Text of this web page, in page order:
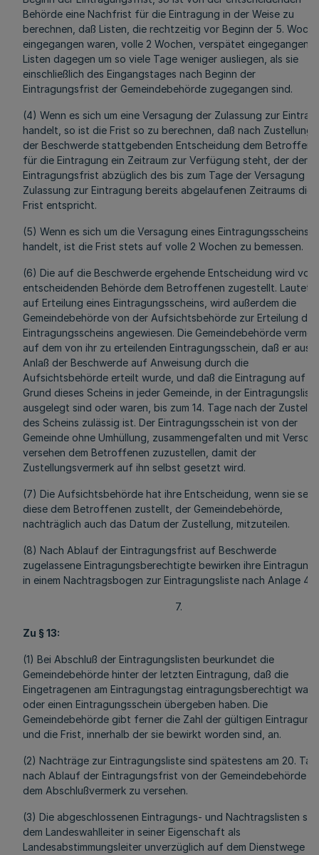
Behörde eine Nachfrist für die Eintragung in der Weise zu
berechnen, daß Listen, die rechtzeitig vor Beginn der 5. Woche
eingegangen waren, volle 2 Wochen, verspätet eingegangene
Listen dagegen um so viele Tage weniger ausliegen, als sie
einschließlich des Eingangstages nach Beginn der
Eintragungsfrist der Gemeindebehörde zugegangen sind.
(4) Wenn es sich um eine Versagung der Zulassung zur
handelt, so ist die Frist so zu berechnen, daß nach Zustellung
der Beschwerde stattgebenden Entscheidung dem
für die Eintragung ein Zeitraum zur Verfügung steht, der der
Eintragungsfrist abzüglich des bis zum Tage der Versagung
Zulassung zur Eintragung bereits abgelaufenen Zeitraums
Frist entspricht.
(5) Wenn es sich um die Versagung eines Eintragungsscheins
handelt, ist die Frist stets auf volle 2 Wochen zu bemessen.
(6) Die auf die Beschwerde ergehende Entscheidung wird von
entscheidenden Behörde dem Betroffenen zugestellt. Lautet
auf Erteilung eines Eintragungsscheins, wird außerdem die
Gemeindebehörde von der Aufsichtsbehörde zur Erteilung des
Eintragungsscheins angewiesen. Die Gemeindebehörde
auf dem von ihr zu erteilenden Eintragungsschein, daß er aus
Anlaß der Beschwerde auf Anweisung durch die
Aufsichtsbehörde erteilt wurde, und daß die Eintragung auf
Grund dieses Scheins in jeder Gemeinde, in der
ausgelegt sind oder waren, bis zum 14. Tage nach der
des Scheins zulässig ist. Der Eintragungsschein ist von der
Gemeinde ohne Umhüllung, zusammengefalten und mit
versehen dem Betroffenen zuzustellen, damit der
Zustellungsvermerk auf ihn selbst gesetzt wird.
(7) Die Aufsichtsbehörde hat ihre Entscheidung, wenn sie
diese dem Betroffenen zustellt, der Gemeindebehörde,
nachträglich auch das Datum der Zustellung, mitzuteilen.
(8) Nach Ablauf der Eintragungsfrist auf Beschwerde
zugelassene Eintragungsberechtigte bewirken ihre
in einem Nachtragsbogen zur Eintragungsliste nach Anlage 4.
7.
Zu § 13:
(1) Bei Abschluß der Eintragungslisten beurkundet die
Gemeindebehörde hinter der letzten Eintragung, daß die
Eingetragenen am Eintragungstag eintragungsberechtigt
oder einen Eintragungsschein übergeben haben. Die
Gemeindebehörde gibt ferner die Zahl der gültigen
und die Frist, innerhalb der sie bewirkt worden sind, an.
(2) Nachträge zur Eintragungsliste sind spätestens am 20. Tag
nach Ablauf der Eintragungsfrist von der Gemeindebehörde
dem Abschlußvermerk zu versehen.
(3) Die abgeschlossenen Eintragungs- und Nachtragslisten
dem Landeswahlleiter in seiner Eigenschaft als
Landesabstimmungsleiter unverzüglich auf dem Dienstwege zu